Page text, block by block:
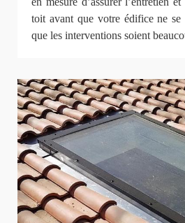
toit avant que votre édifice ne se
que les interventions soient